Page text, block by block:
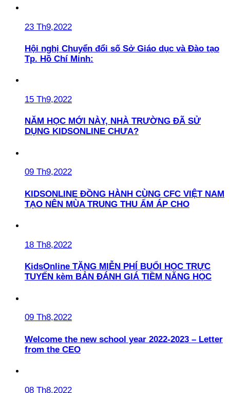
23 Th9,2022
Hội nghị Chuyển đổi số Sở Giáo dục và Đào tạo
Tp. Hồ Chí Minh:
15 Th9,2022
NĂM HỌC MỚI NÀY, NHÀ TRƯỜNG ĐÃ SỬ
DỤNG KIDSONLINE CHƯA?
09 Th9,2022
KIDSONLINE ĐỒNG HÀNH CÙNG CFC VIỆT NAM
TẠO NÊN MÙA TRUNG THU ẤM ÁP CHO
18 Th8,2022
KidsOnline TẶNG MIỄN PHÍ BUỔI HỌC TRỰC
TUYẾN kèm BẢN ĐÁNH GIÁ TIỀM NĂNG HỌC
09 Th8,2022
Welcome the new school year 2022-2023 – Letter
from the CEO
08 Th8,2022